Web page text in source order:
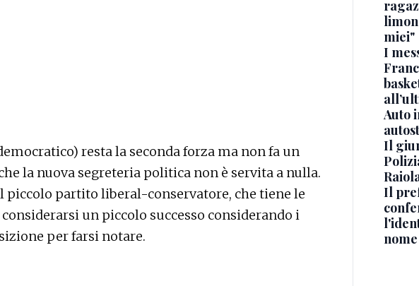
resta la seconda forza ma non fa un
la nuova segreteria politica non è servita a nulla.
piccolo partito liberal-conservatore, che tiene le
un piccolo successo considerando i
per farsi notare.
miei"
I
Auto
Il
Il
nome